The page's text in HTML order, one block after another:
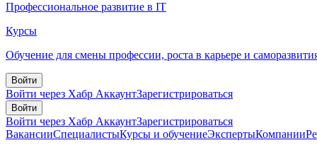
Профессиональное развитие в IT
Курсы
Обучение для смены профессии, роста в карьере и
Войти
Войти через Хабр АккаунтЗарегистрироваться
Войти
Войти через Хабр АккаунтЗарегистрироваться
ВакансииСпециалистыКурсы и обучениеЭкспертыКомпании